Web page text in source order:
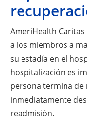
AmeriHealth
a los miembros a
su estadía en el
hospitalización es
persona termina de
inmediatamente
readmisión.